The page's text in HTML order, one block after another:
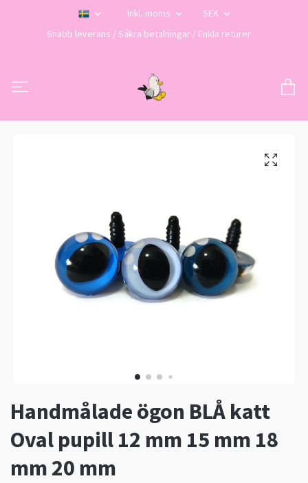
Inkl. moms
SEK
Snabb leverans / Säkra betalningar / Enkla returer
Handmålade ögon BLÅ katt
Oval pupill 12 mm 15 mm 18
mm 20 mm